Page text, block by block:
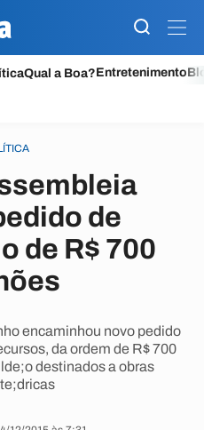
Qual a Boa?Entretenimento
de
de R$ 700
encaminhou novo pedido
da ordem de R$ 700
destinados a obras